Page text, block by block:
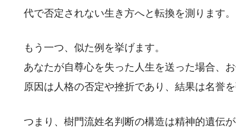
代で否定されない生き方へと転換を測ります
もう一つ、似た例を挙げます。
あなたが自尊心を失った人生を送った場合、
原因は人格の否定や挫折であり、結果は名誉
つまり、樹門流姓名判断の構造は精神的遺伝が